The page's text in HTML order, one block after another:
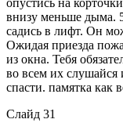
внизу меньше дыма.
садись в лифт. Он
Ожидая приезда
из окна. Тебя
во всем их слушайся
спасти. памятка как
Слайд 31